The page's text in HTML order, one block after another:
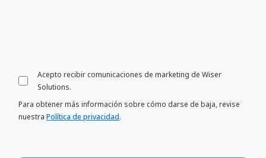
Acepto recibir comunicaciones de marketing de Wiser
Solutions.
Para obtener más información sobre cómo darse de baja, revise
nuestraPolítica de privacidad.